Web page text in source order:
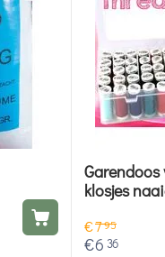
Garendoos
klosjes
€795
€6 36